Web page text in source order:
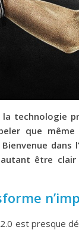
technologie
que
dans
être
est presque